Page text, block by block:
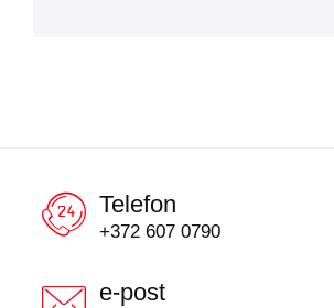
Telefon
+372 607 0790
e-post